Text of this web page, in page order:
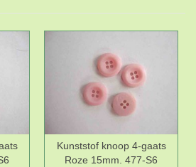
Kunststof knoop 4-gaats
Roze 15mm. 477-S6